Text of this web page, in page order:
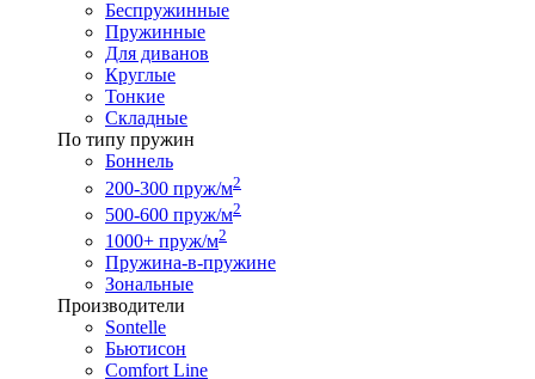
Беспружинные
Пружинные
Для диванов
Круглые
Тонкие
Складные
По типу пружин
Боннель
200-300 пруж/м2
500-600 пруж/м2
1000+ пруж/м2
Пружина-в-пружине
Зональные
Производители
Sontelle
Бьютисон
Comfort Line